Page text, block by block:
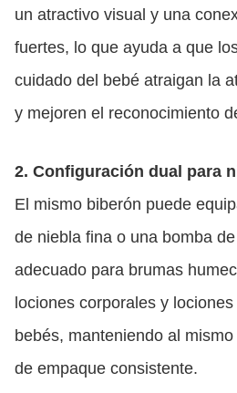
un atractivo visual y una
fuertes, lo que ayuda a que
cuidado del bebé atraigan la
y mejoren el reconocimiento
2. Configuración dual para
El mismo biberón puede
de niebla fina o una bomba
adecuado para brumas
lociones corporales y
bebés, manteniendo al
de empaque consistente.